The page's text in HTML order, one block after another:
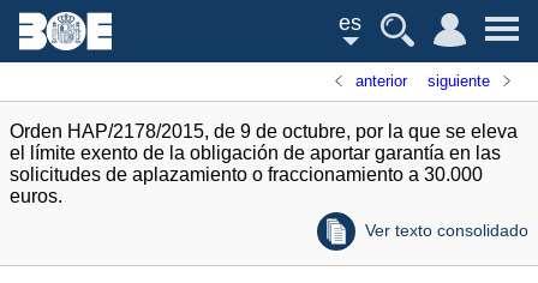
es
anterior siguiente
Orden HAP/2178/2015, de 9 de octubre, por la que se eleva
el límite exento de la obligación de aportar garantía en las
solicitudes de aplazamiento o fraccionamiento a 30.000
euros.
Ver texto consolidado